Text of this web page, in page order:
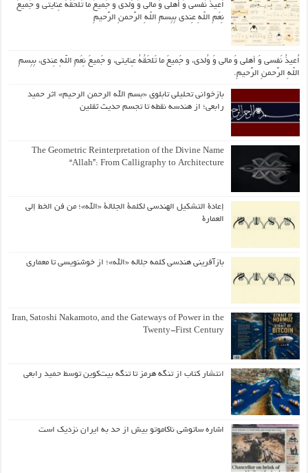
اُعیذُ نَفسی وَ أهلی وَ مالی وَ وُلدی و جَمیعَ ما تَلحَقُهُ عِنایتی و جَمیعَ
نِعَمِ اللّهِ عِندی بِبِسمِ اللّهِ الرَّحمنِ الرَّحیمِ
اُعیذُ نَفسی وَ أهلی وَ مالی وَ وُلدی، و جَمیعَ ما تَلحَقُهُ عِنایتی، و جَمیعَ نِعَمِ اللّهِ عِندی، بِبِسمِ
اللّهِ الرَّحمنِ الرَّحیمِ.
بازخوانی تحلیلی تابلوی «بسم الله الرحمن الرحیم» اثر حمید
رابعی؛ از هندسه نقطه تا تجسم حدیث ثقلین
The Geometric Reinterpretation of the Divine Name
“Allah”: From Calligraphy to Architecture
إعادة التشكيل الهندسي لكلمة الجلالة «الله»؛ من فن الخط إلى
العمارة
بازآفرینی هندسی کلمه جلاله «الله»؛ از خوشنویسی تا معماری
Iran, Satoshi Nakamoto, and the Gateways of Power in the
Twenty-First Century
انتشار کتاب از تنگه هرمز تا تنگه بیت‌کوین توسط حمید رابعی
اشاره ساتوشی ناکاموتو بیش از حد به ایران نزدیک است